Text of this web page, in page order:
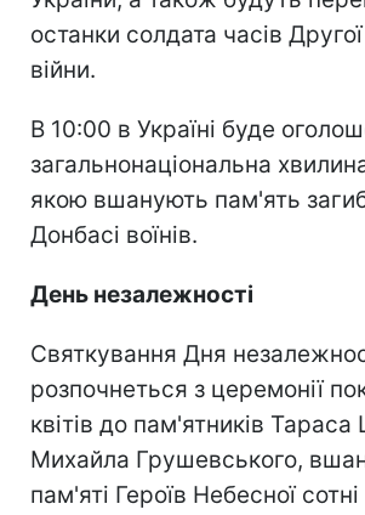
останки солдата часів Другої
війни.
В 10:00 в Україні буде
загальнонаціональна
якою вшанують пам'ять
Донбасі воїнів.
День незалежності
Святкування Дня
розпочнеться з церемонії
квітів до пам'ятників
Михайла Грушевського,
пам'яті Героїв Небесної